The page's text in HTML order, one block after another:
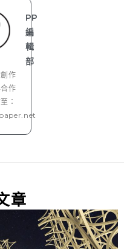
PP
編
輯
部
作
作
：
章